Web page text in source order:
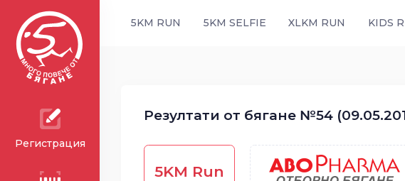
Регистрация
5KM RUN 5KM SELFIE XLKM RUN KIDS
Резултати от бягане №54
5KM Run